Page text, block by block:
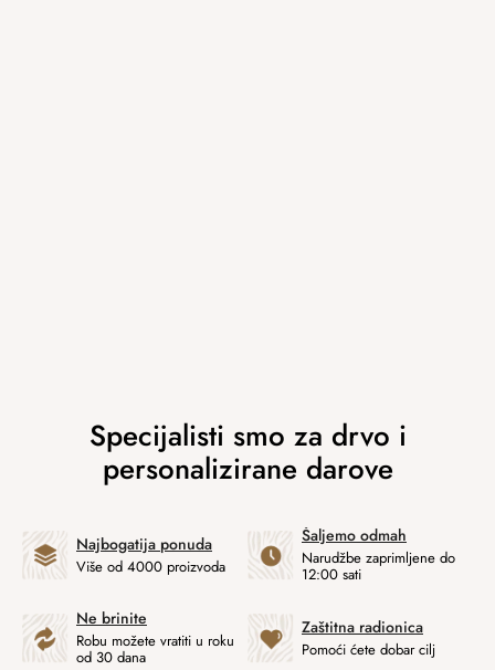
Najbogatija ponuda
Više od 4000 proizvoda
Šaljemo odmah
Narudžbe zaprimljene do
12:00 sati
Ne brinite
Robu možete vratiti u roku
od 30 dana
Zaštitna radionica
Pomoći ćete dobar cilj